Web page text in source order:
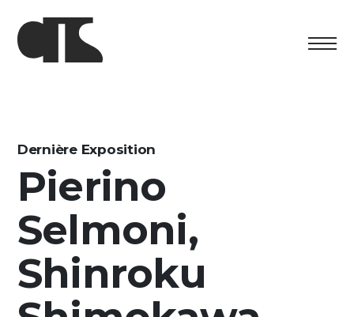
Programme culturel
Artists in Residence
Dernière Exposition
Pierino
Selmoni,
Shinroku